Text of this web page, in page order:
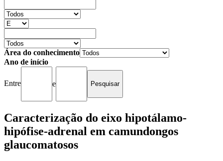
Área do conhecimento
Ano de início
Entre e
Caracterização do eixo hipotálamo-
hipófise-adrenal em camundongos
glaucomatosos